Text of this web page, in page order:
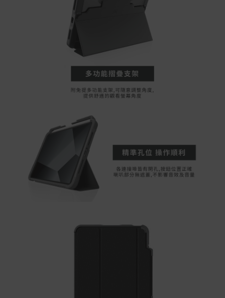
Apple Pay：須使用行動裝置
Samsung Wallet (原Samsung Pay)：須使用行動裝